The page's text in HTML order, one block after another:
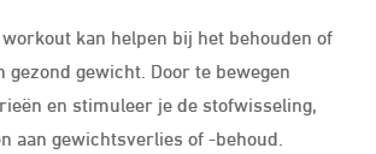
kan helpen bij het behouden of
gezond gewicht. Door te bewegen
en stimuleer je de stofwisseling,
aan gewichtsverlies of -behoud.